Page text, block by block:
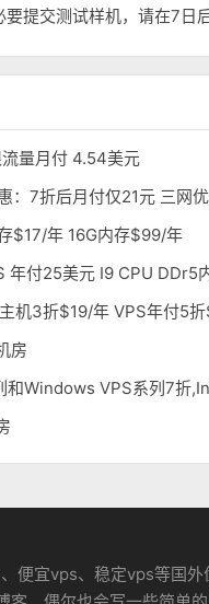
提交测试样机，请在7日
量月付 4.54美元
$17/年 16G内存$99/年
房
便宜vps、稳定vps等国外